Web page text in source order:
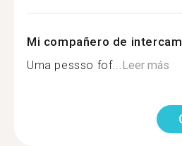
Mi compañero de
Uma pessso fof...Leer más